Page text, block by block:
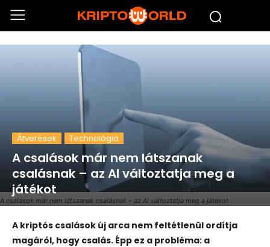
A csalások már nem látszanak csalásnak – az AI változtatja meg a játékot
Átverések Technológia
A csalások már nem látszanak
csalásnak – az AI változtatja meg a
játékot
A kriptós csalások új arca nem feltétlenül ordítja
magáról, hogy csalás. Épp ez a probléma: a